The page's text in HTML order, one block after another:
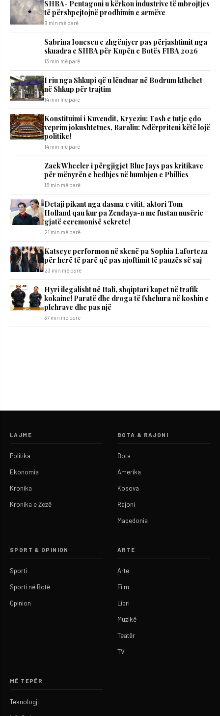
SHBA- Pentagoni u kërkon industrive të mbrojtjes
të përshpejtojnë prodhimin e armëve
9 min më parë
Sabrina Ionescu e zhgënjyer pas përjashtimit nga
skuadra e SHBA për Kupën e Botës FIBA 2026
13 min më parë
I riu nga Shkupi që u lënduar në Bodrum kthehet
në Shkup për trajtim
14 min më parë
​Konstituimi i Kuvendit, Kryeziu: Tash e tutje çdo
veprim jokushtetues, Baraliu: Ndërpriteni këtë lojë
politike!
14 min më parë
Zack Wheeler i përgjigjet Blue Jays pas kritikave
për mënyrën e hedhjes në humbjen e Phillies
18 min më parë
Detaji pikant nga dasma e vitit, aktori Tom
Holland qau kur pa Zendaya-n me fustan nusërie
gjatë ceremonisë sekrete!
21 min më parë
Katseye performon në skenë pa Sophia Laforteza
për herë të parë që pas njoftimit të pauzës së saj
23 min më parë
Hyri ilegalisht në Itali, shqiptari kapet në trafik
kokaine! Paratë dhe droga të fshehura në koshin e
plehrave dhe pas një
37 min më parë
LAJME
Politika
Ekonomia
Kronika
Kronika e Zezë
BOTA & RAJONI
Bota
Amerika
Kosova
Rajoni
Maqedonia
SPORT & OPINION
Sporti
Sporti në Botë
Opinion
ARTE
Arte
Film
Libri
Muzikë
Teatër
TV
MË TEPËR
Teknologji